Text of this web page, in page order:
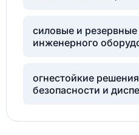
силовые и
инженерного
огнестойкие
безопасности и